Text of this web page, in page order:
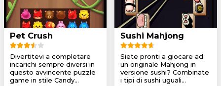
Pet Crush
Divertitevi a completare
incarichi sempre diversi in
questo avvincente puzzle
game in stile Candy...
Sushi Mahjong
Siete pronti a giocare ad
un originale Mahjong in
versione sushi? Combinate
i tipi di sushi uguali...